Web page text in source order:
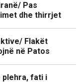
Pas
dhe thirrjet
Flakët
në Patos
plehra, fati i